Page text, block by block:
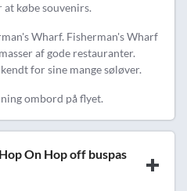
købe souvenirs.
Wharf. Fisherman's Wharf
af gode restauranter.
for sine mange søløver.
ombord på flyet.
On Hop off buspas